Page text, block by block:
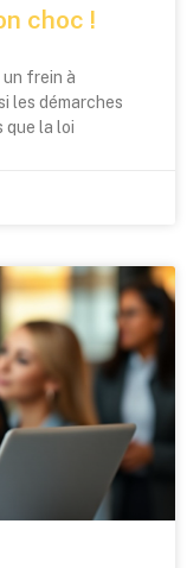
choc !
un frein à
les démarches
que la loi